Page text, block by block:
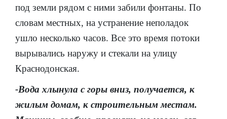
под земли рядом с ними забили фонтаны. По
словам местных, на устранение неполадок
ушло несколько часов. Все это время потоки
вырывались наружу и стекали на улицу
Краснодонская.
-Вода хлынула с горы вниз, получается, к
жилым домам, к строительным местам.